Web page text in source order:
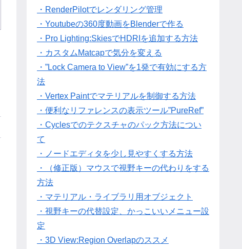
・RenderPilotでレンダリング管理
・Youtubeの360度動画をBlenderで作る
・Pro Lighting:SkiesでHDRIを追加する方法
・カスタムMatcapで気分を変える
・”Lock Camera to View”を1発で有効にする方
法
・Vertex Paintでマテリアルを制御する方法
・便利なリファレンスの表示ツール”PureRef”
・Cyclesでのテクスチャのパック方法につい
て
・ノードエディタを少し見やすくする方法
・（修正版）マウスで視野キーの代わりをする
方法
・マテリアル・ライブラリ用オブジェクト
・視野キーの代替設定、かっこいいメニュー設
定
・3D View:Region Overlapのススメ